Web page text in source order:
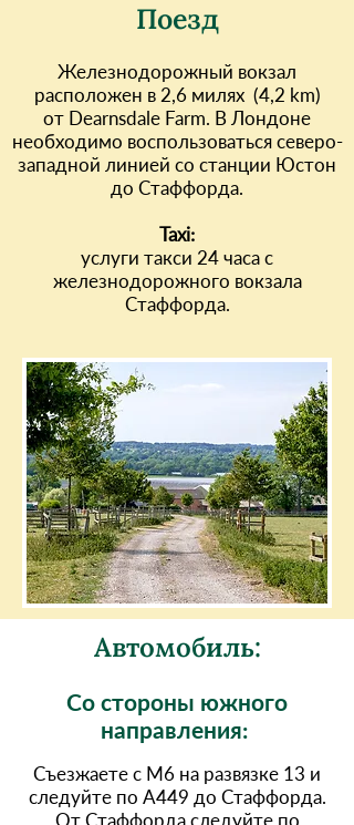
Поезд
Железнодорожный вокзал
расположен в 2,6 милях (4,2 km)
от Dearnsdale Farm. В Лондоне
необходимо воспользоваться северо-
западной линией со станции Юстон
до Стаффорда.
Taxi:
услуги такси 24 часа с
железнодорожного вокзала
Стаффорда.
Автомобиль:
Со стороны южного
направления:
Съезжаете с M6 на развязке 13 и
следуйте по A449 до Стаффорда.
От Стаффорда следуйте по